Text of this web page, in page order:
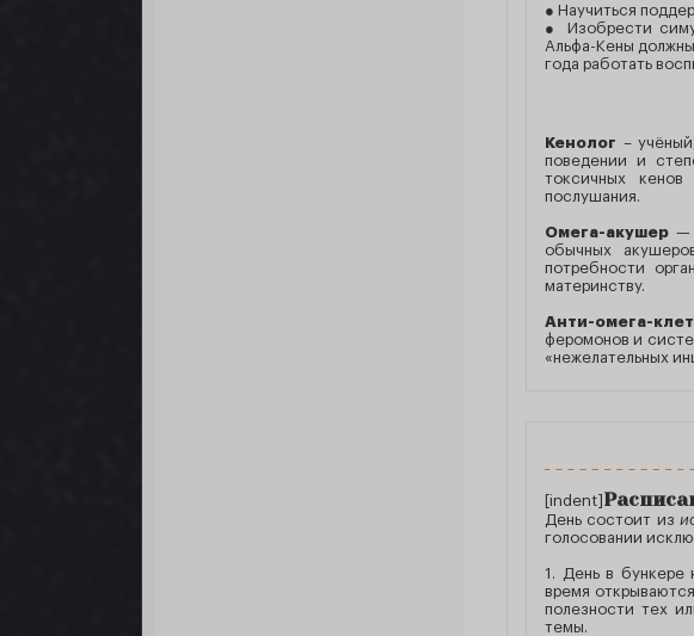
● Научиться
● Изобрести
Альфа-Кены
года работать
Кенолог –
поведении и
токсичных кенов
послушания.
Омега-акушер —
обычных
потребности
материнству.
Анти-омега-
феромонов и
«нежелательных
[indent]
День состоит из
голосовании
1. День в бункере
время
полезности тех
темы.